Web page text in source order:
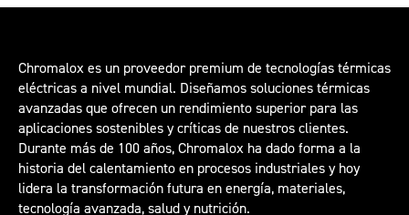
Chromalox es un proveedor premium de tecnologías térmicas
eléctricas a nivel mundial. Diseñamos soluciones térmicas
avanzadas que ofrecen un rendimiento superior para las
aplicaciones sostenibles y críticas de nuestros clientes.
Durante más de 100 años, Chromalox ha dado forma a la
historia del calentamiento en procesos industriales y hoy
lidera la transformación futura en energía, materiales,
tecnología avanzada, salud y nutrición.